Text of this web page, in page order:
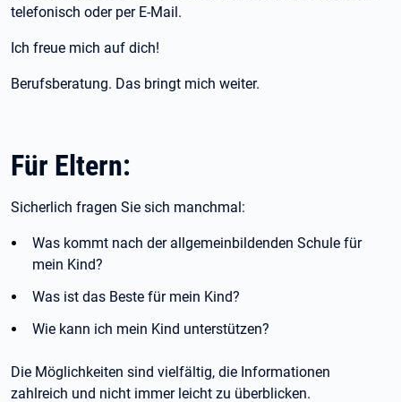
telefonisch oder per E-Mail.
Ich freue mich auf dich!
Berufsberatung. Das bringt mich weiter.
Für Eltern:
Sicherlich fragen Sie sich manchmal:
Was kommt nach der allgemeinbildenden Schule für
mein Kind?
Was ist das Beste für mein Kind?
Wie kann ich mein Kind unterstützen?
Die Möglichkeiten sind vielfältig, die Informationen
zahlreich und nicht immer leicht zu überblicken.